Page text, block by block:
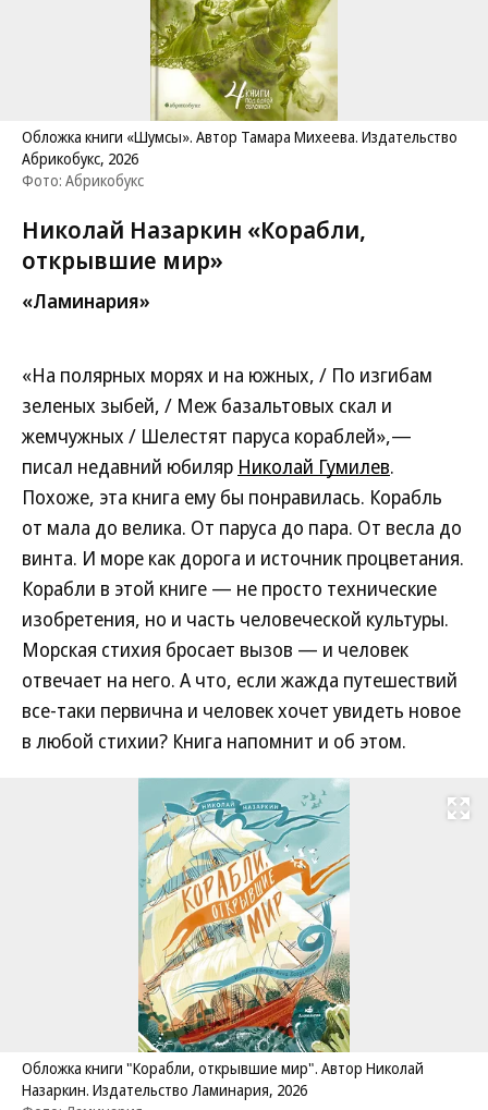
Обложка книги «Шумсы». Автор Тамара Михеева. Издательство
Абрикобукс, 2026
Фото: Абрикобукс
Николай Назаркин «Корабли,
открывшие мир»
«Ламинария»
«На полярных морях и на южных, / По изгибам
зеленых зыбей, / Меж базальтовых скал и
жемчужных / Шелестят паруса кораблей»,—
писал недавний юбиляр Николай Гумилев.
Похоже, эта книга ему бы понравилась. Корабль
от мала до велика. От паруса до пара. От весла до
винта. И море как дорога и источник процветания.
Корабли в этой книге — не просто технические
изобретения, но и часть человеческой культуры.
Морская стихия бросает вызов — и человек
отвечает на него. А что, если жажда путешествий
все-таки первична и человек хочет увидеть новое
в любой стихии? Книга напомнит и об этом.
Развернуть
Обложка книги "Корабли, открывшие мир". Автор Николай
Назаркин. Издательство Ламинария, 2026